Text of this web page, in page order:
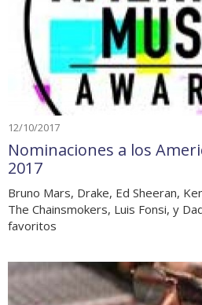
12/10/2017
Nominaciones a los
2017
Bruno Mars, Drake, Ed Sheeran,
The Chainsmokers, Luis Fonsi, y
favoritos